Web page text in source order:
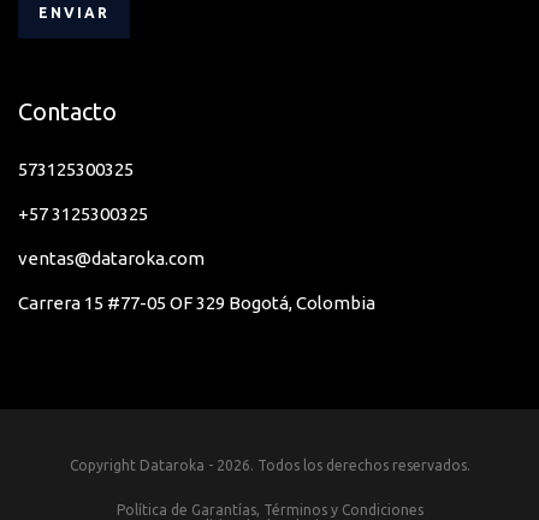
Contacto
573125300325
+57 3125300325
ventas@dataroka.com
Carrera 15 #77-05 OF 329 Bogotá, Colombia
Copyright Dataroka - 2026. Todos los derechos reservados.
Política de Garantías, Términos y Condiciones